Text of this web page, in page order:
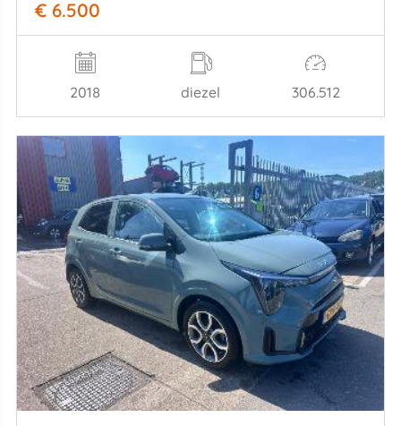
€ 6.500
2018 diezel 306.512